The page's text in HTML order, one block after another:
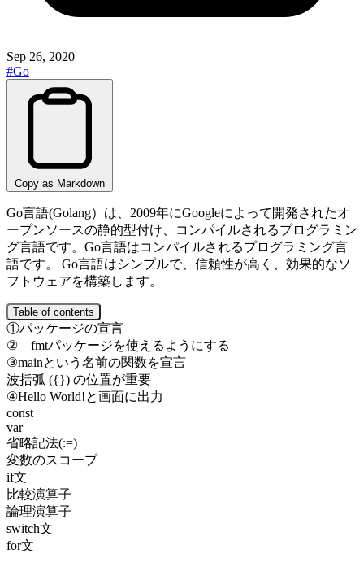
Sep 26, 2020
#Go
Copy as Markdown
Go言語(Golang）は、2009年にGoogleによって開発されたオ
ープンソースの静的型付け、コンパイルされるプログラミン
グ言語です。Go言語はコンパイルされるプログラミング言
語です。 Go言語はシンプルで、信頼性が高く、効果的なソ
フトウェアを構築します。
Table of contents
①パッケージの宣言
② fmtパッケージを使えるようにする
③mainという名前の関数を宣言
波括弧 ({}) の位置が重要
④Hello World!と画面に出力
const
var
省略記法(:=)
変数のスコープ
if文
比較演算子
論理演算子
switch文
for文